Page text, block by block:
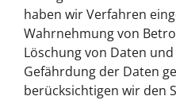
haben wir Verfahren
Wahrnehmung von
Löschung von Daten
Gefährdung der Daten
berücksichtigen wir den